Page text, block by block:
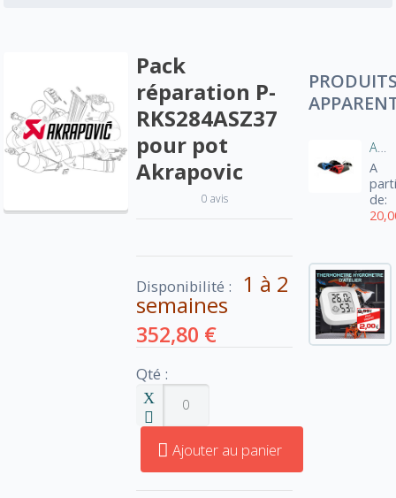
Pack
réparation P-
RKS284ASZ37
pour pot
Akrapovic
0 avis
Disponibilité : 1 à 2
semaines
352,80 €
Qté :
Ajouter au panier
Aération manche blouson moto
A
de: